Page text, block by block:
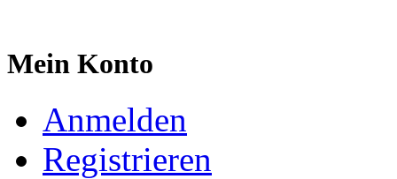
Mein Konto
Anmelden
Registrieren